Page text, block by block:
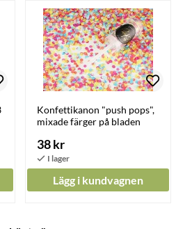
Konfettikanon "push pops",
mixade färger på bladen
38 kr
Lägg i kundvagnen